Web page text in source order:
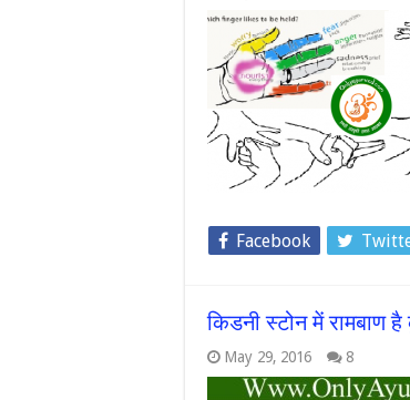
Facebook
किडनी स्टोन में रामबाण
May 29, 2016 8